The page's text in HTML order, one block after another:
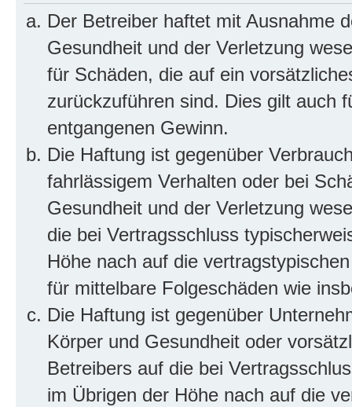
Der Betreiber haftet mit Ausnahme
Gesundheit und der Verletzung
für Schäden, die auf ein
zurückzuführen sind. Dies gilt auch
entgangenen Gewinn.
Die Haftung ist gegenüber
fahrlässigem Verhalten oder bei
Gesundheit und der Verletzung
die bei Vertragsschluss
Höhe nach auf die
für mittelbare Folgeschäden wie
Die Haftung ist gegenüber
Körper und Gesundheit oder
Betreibers auf die bei
im Übrigen der Höhe nach auf die